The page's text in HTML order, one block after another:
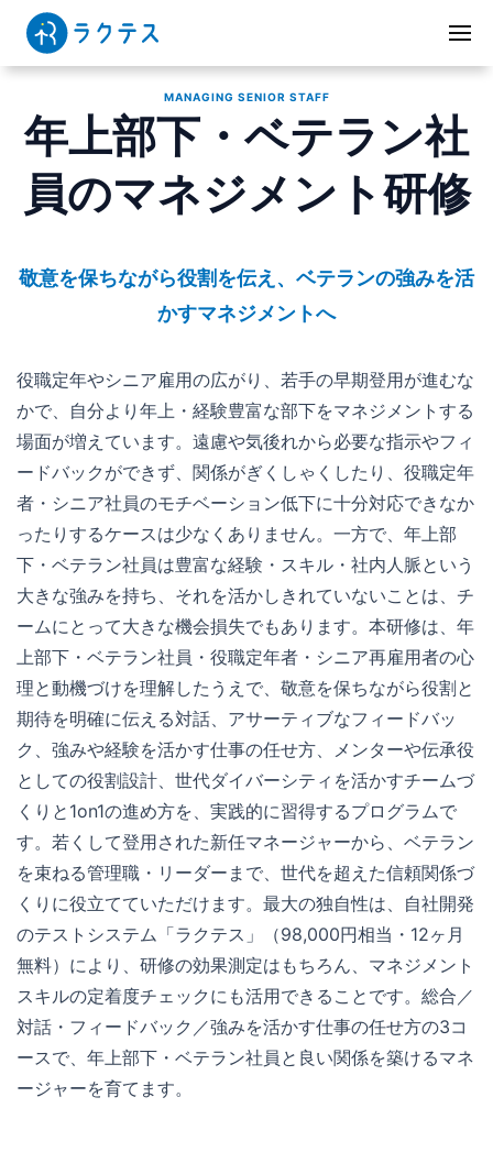
MANAGING SENIOR STAFF
年上部下・ベテラン社
員のマネジメント研修
敬意を保ちながら役割を伝え、ベテランの強みを活
かすマネジメントへ
役職定年やシニア雇用の広がり、若手の早期登用が進むな
かで、自分より年上・経験豊富な部下をマネジメントする
場面が増えています。遠慮や気後れから必要な指示やフィ
ードバックができず、関係がぎくしゃくしたり、役職定年
者・シニア社員のモチベーション低下に十分対応できなか
ったりするケースは少なくありません。一方で、年上部
下・ベテラン社員は豊富な経験・スキル・社内人脈という
大きな強みを持ち、それを活かしきれていないことは、チ
ームにとって大きな機会損失でもあります。本研修は、年
上部下・ベテラン社員・役職定年者・シニア再雇用者の心
理と動機づけを理解したうえで、敬意を保ちながら役割と
期待を明確に伝える対話、アサーティブなフィードバッ
ク、強みや経験を活かす仕事の任せ方、メンターや伝承役
としての役割設計、世代ダイバーシティを活かすチームづ
くりと1on1の進め方を、実践的に習得するプログラムで
す。若くして登用された新任マネージャーから、ベテラン
を束ねる管理職・リーダーまで、世代を超えた信頼関係づ
くりに役立てていただけます。最大の独自性は、自社開発
のテストシステム「ラクテス」（98,000円相当・12ヶ月
無料）により、研修の効果測定はもちろん、マネジメント
スキルの定着度チェックにも活用できることです。総合／
対話・フィードバック／強みを活かす仕事の任せ方の3コ
ースで、年上部下・ベテラン社員と良い関係を築けるマネ
ージャーを育てます。